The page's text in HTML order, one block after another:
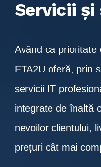
Servicii
Având ca prioritate
ETA2U oferă, prin
servicii IT
integrate de înaltă
nevoilor clientului,
prețuri cât mai